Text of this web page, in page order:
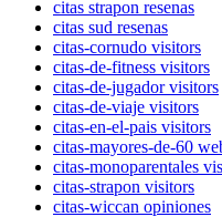
citas strapon resenas
citas sud resenas
citas-cornudo visitors
citas-de-fitness visitors
citas-de-jugador visitors
citas-de-viaje visitors
citas-en-el-pais visitors
citas-mayores-de-60
citas-monoparentales
citas-strapon visitors
citas-wiccan opiniones